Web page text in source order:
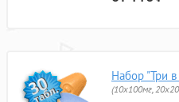
Набор "Три
(10x100мг,